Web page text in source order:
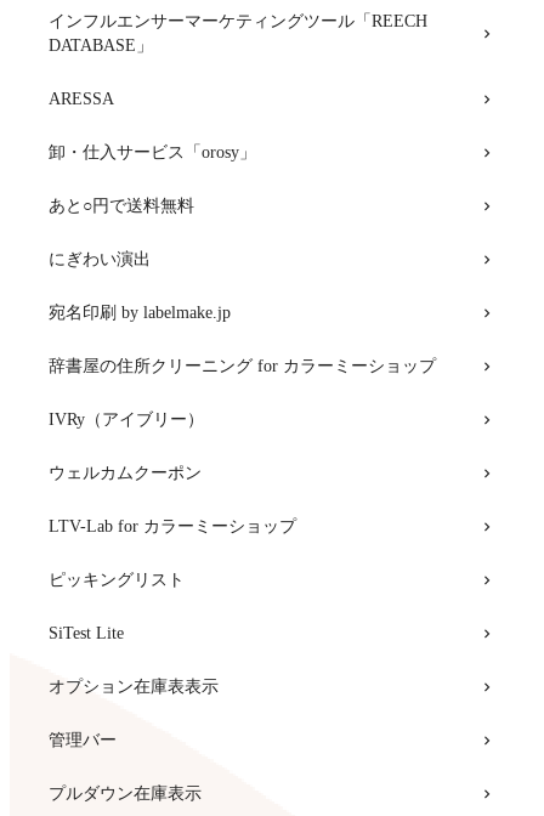
インフルエンサーマーケティングツール「REECH
DATABASE」
ARESSA
卸・仕入サービス「orosy」
あと○円で送料無料
にぎわい演出
宛名印刷 by labelmake.jp
辞書屋の住所クリーニング for カラーミーショップ
IVRy（アイブリー）
ウェルカムクーポン
LTV-Lab for カラーミーショップ
ピッキングリスト
SiTest Lite
オプション在庫表表示
管理バー
プルダウン在庫表示